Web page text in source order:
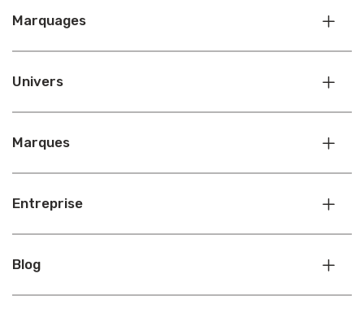
Marquages
Univers
Marques
Entreprise
Blog